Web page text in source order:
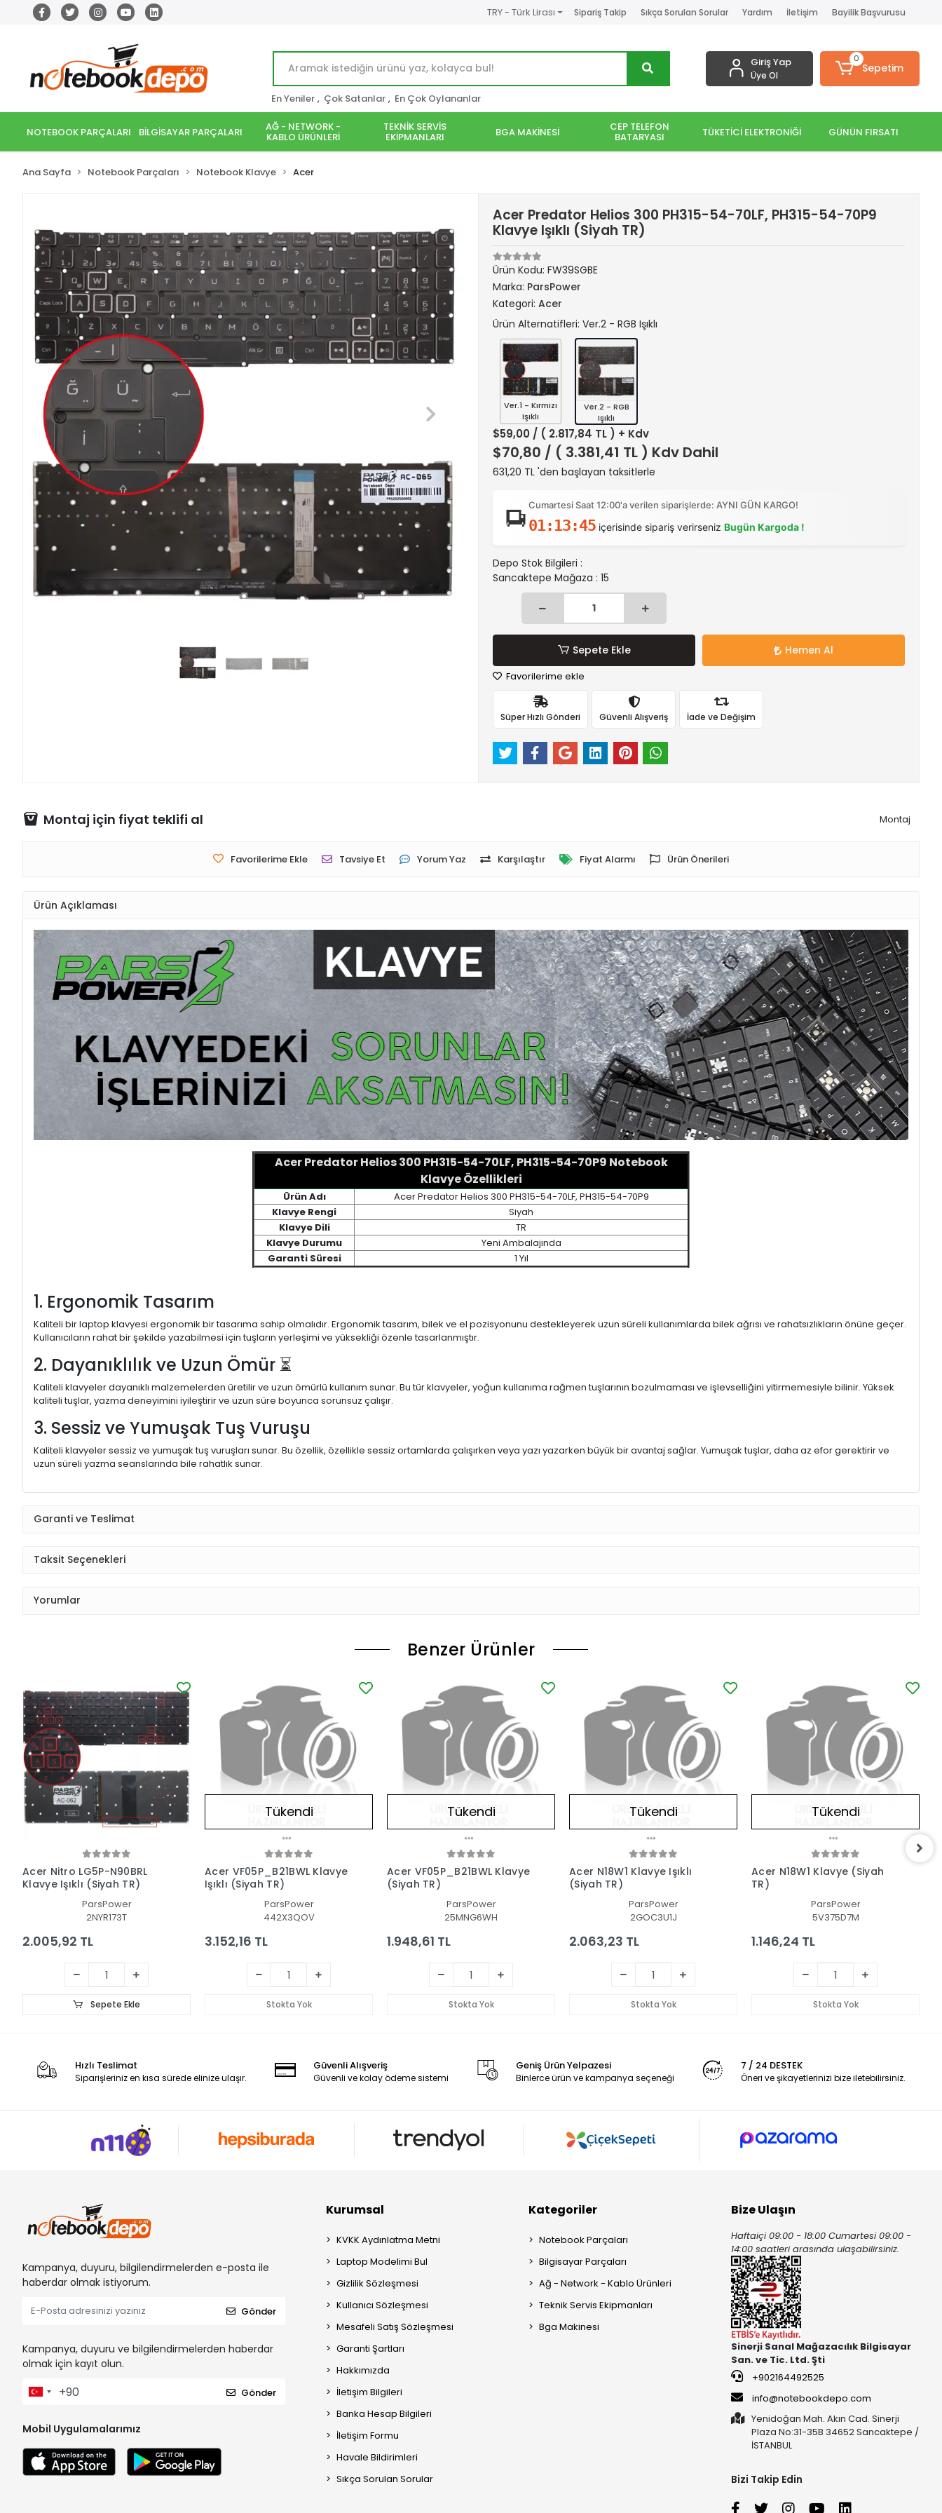
TRY - Türk Lirası Sipariş Takip Sıkça Sorulan Sorular Yardım İletişim Bayilik Başvurusu
En Yeniler , Çok Satanlar , En Çok Oylananlar
Giriş Yap
Üye Ol
0
Sepetim
NOTEBOOK PARÇALARI BİLGİSAYAR PARÇALARI AĞ - NETWORK -
KABLO ÜRÜNLERİ
TEKNİK SERVİS
EKİPMANLARI BGA MAKİNESİ CEP TELEFON
BATARYASI TÜKETİCİ ELEKTRONİĞİ GÜNÜN FIRSATI
Ana Sayfa Notebook Parçaları Notebook Klavye Acer
Acer Predator Helios 300 PH315-54-70LF, PH315-54-70P9
Klavye Işıklı (Siyah TR)
Ürün Kodu: FW39SGBE
Marka: ParsPower
Kategori: Acer
Ürün Alternatifleri: Ver.2 - RGB Işıklı
Ver.1 - Kırmızı
Işıklı
Ver.2 - RGB
Işıklı
$59,00 / ( 2.817,84 TL ) + Kdv
$70,80 / ( 3.381,41 TL ) Kdv Dahil
631,20 TL 'den başlayan taksitlerle
Cumartesi Saat 12:00'a verilen siparişlerde: AYNI GÜN KARGO!
01:13:45 içerisinde sipariş verirseniz Bugün Kargoda !
Depo Stok Bilgileri :
Sancaktepe Mağaza : 15
Sepete Ekle Hemen Al
Favorilerime ekle
Süper Hızlı Gönderi Güvenli Alışveriş İade ve Değişim
Montaj için fiyat teklifi al Montaj
Favorilerime Ekle Tavsiye Et Yorum Yaz Karşılaştır Fiyat Alarmı Ürün Önerileri
Ürün Açıklaması
Acer Predator Helios 300 PH315-54-70LF, PH315-54-70P9 Notebook
Klavye Özellikleri
Ürün Adı
Acer Predator Helios 300 PH315-54-70LF, PH315-54-70P9
Klavye Rengi
Siyah
Klavye Dili
TR
Klavye Durumu
Yeni Ambalajında
Garanti Süresi
1 Yıl
1. Ergonomik Tasarım
Kaliteli bir laptop klavyesi ergonomik bir tasarıma sahip olmalıdır. Ergonomik tasarım, bilek ve el pozisyonunu destekleyerek uzun süreli kullanımlarda bilek ağrısı ve rahatsızlıkların önüne geçer.
Kullanıcıların rahat bir şekilde yazabilmesi için tuşların yerleşimi ve yüksekliği özenle tasarlanmıştır.
2. Dayanıklılık ve Uzun Ömür ⏳
Kaliteli klavyeler dayanıklı malzemelerden üretilir ve uzun ömürlü kullanım sunar. Bu tür klavyeler, yoğun kullanıma rağmen tuşlarının bozulmaması ve işlevselliğini yitirmemesiyle bilinir. Yüksek
kaliteli tuşlar, yazma deneyimini iyileştirir ve uzun süre boyunca sorunsuz çalışır.
3. Sessiz ve Yumuşak Tuş Vuruşu
Kaliteli klavyeler sessiz ve yumuşak tuş vuruşları sunar. Bu özellik, özellikle sessiz ortamlarda çalışırken veya yazı yazarken büyük bir avantaj sağlar. Yumuşak tuşlar, daha az efor gerektirir ve
uzun süreli yazma seanslarında bile rahatlık sunar.
Garanti ve Teslimat
Taksit Seçenekleri
Yorumlar
Benzer Ürünler
Acer Nitro LG5P-N90BRL
Klavye Işıklı (Siyah TR)
ParsPower
2NYR173T
2.005,92 TL
Sepete Ekle
Tükendi
Acer VF05P_B21BWL Klavye
Işıklı (Siyah TR)
ParsPower
442X3QOV
3.152,16 TL
Stokta Yok
Tükendi
Acer VF05P_B21BWL Klavye
(Siyah TR)
ParsPower
25MNG6WH
1.948,61 TL
Stokta Yok
Tükendi
Acer N18W1 Klavye Işıklı
(Siyah TR)
ParsPower
2GOC3U1J
2.063,23 TL
Stokta Yok
Tükendi
Acer N18W1 Klavye (Siyah
TR)
ParsPower
5V375D7M
1.146,24 TL
Stokta Yok
Hızlı Teslimat
Siparişleriniz en kısa sürede elinize ulaşır.
Güvenli Alışveriş
Güvenli ve kolay ödeme sistemi
Geniş Ürün Yelpazesi
Binlerce ürün ve kampanya seçeneği
7 / 24 DESTEK
Öneri ve şikayetlerinizi bize iletebilirsiniz.
Kampanya, duyuru, bilgilendirmelerden e-posta ile
haberdar olmak istiyorum.
Gönder
Kampanya, duyuru ve bilgilendirmelerden haberdar
olmak için kayıt olun.
Gönder
Mobil Uygulamalarımız
Kurumsal
KVKK Aydınlatma Metni
Laptop Modelimi Bul
Gizlilik Sözleşmesi
Kullanıcı Sözleşmesi
Mesafeli Satış Sözleşmesi
Garanti Şartları
Hakkımızda
İletişim Bilgileri
Banka Hesap Bilgileri
İletişim Formu
Havale Bildirimleri
Sıkça Sorulan Sorular
Kategoriler
Notebook Parçaları
Bilgisayar Parçaları
Ağ - Network - Kablo Ürünleri
Teknik Servis Ekipmanları
Bga Makinesi
Bize Ulaşın
Haftaiçi 09:00 - 18:00 Cumartesi 09:00 -
14:00 saatleri arasında ulaşabilirsiniz.
Sinerji Sanal Mağazacılık Bilgisayar
San. ve Tic. Ltd. Şti
+902164492525
info@notebookdepo.com
Yenidoğan Mah. Akın Cad. Sinerji
Plaza No:31-35B 34652 Sancaktepe /
İSTANBUL
Bizi Takip Edin